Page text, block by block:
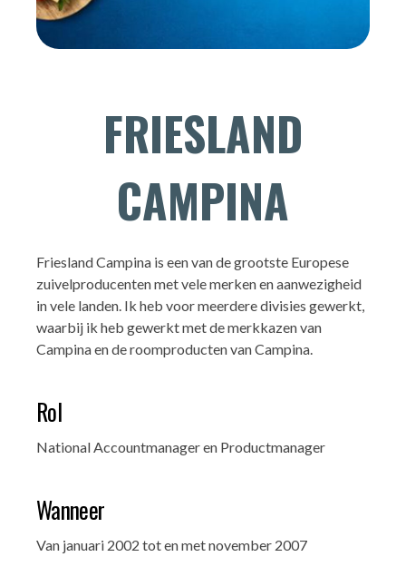
FRIESLAND
CAMPINA
Friesland Campina is een van de grootste Europese
zuivelproducenten met vele merken en aanwezigheid
in vele landen. Ik heb voor meerdere divisies gewerkt,
waarbij ik heb gewerkt met de merkkazen van
Campina en de roomproducten van Campina.
Rol
National Accountmanager en Productmanager
Wanneer
Van januari 2002 tot en met november 2007